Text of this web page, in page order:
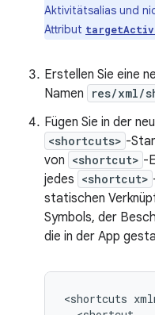
Aktivitätsalias und
Attribut
Erstellen Sie eine
Namen
res/xml/
Fügen Sie in der
<shortcuts> -
von <shortcut> -
jedes <shortcut>
statischen
Symbols, der
die in der App
<shortcuts